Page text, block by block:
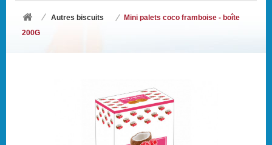
Autres biscuits
Mini palets coco framboise - boîte
200G